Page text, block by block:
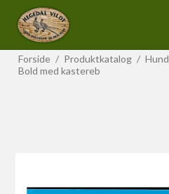
Forside / Produktkatalog / Hund
Bold med kastereb